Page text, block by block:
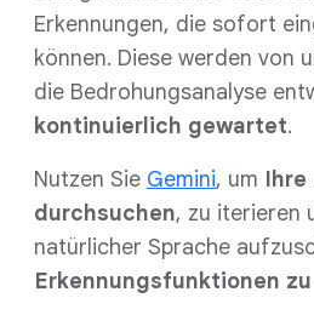
Erkennungen, die sofort
können. Diese werden von
die Bedrohungsanalyse
kontinuierlich gewartet.
Nutzen Sie Gemini, um Ihre
durchsuchen, zu iterieren
natürlicher Sprache
Erkennungsfunktionen